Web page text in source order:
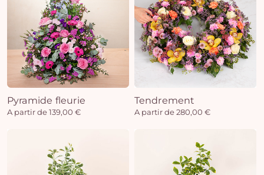
Pyramide fleurie
A partir de 139,00 €
Tendrement
A partir de 280,00 €